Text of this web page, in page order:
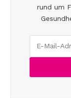
rund um
E-Mail-